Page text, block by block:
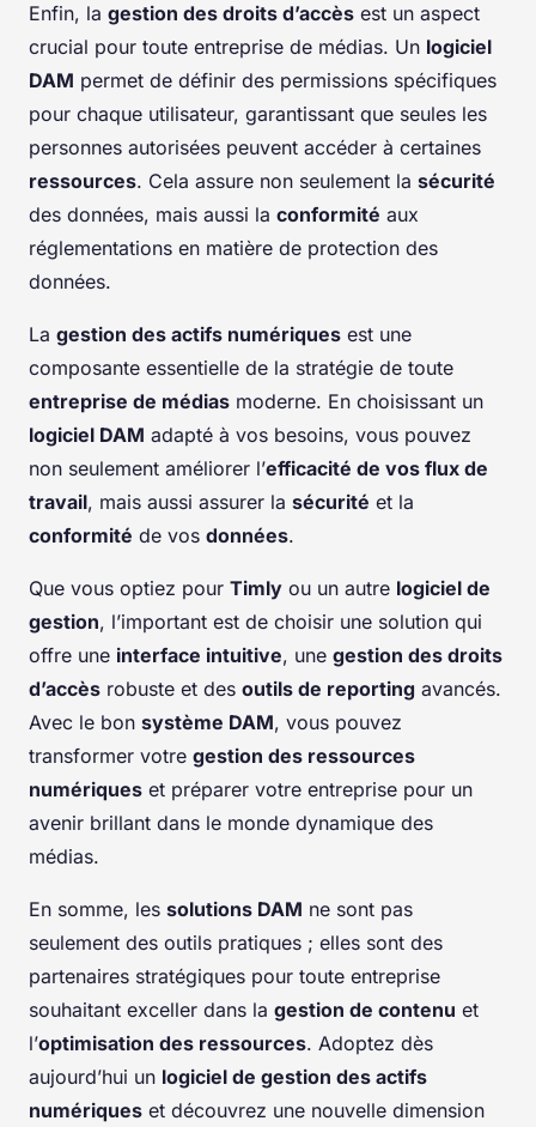
Enfin, la gestion des droits d’accès est un aspect
crucial pour toute entreprise de médias. Un logiciel
DAM permet de définir des permissions spécifiques
pour chaque utilisateur, garantissant que seules les
personnes autorisées peuvent accéder à certaines
ressources. Cela assure non seulement la sécurité
des données, mais aussi la conformité aux
réglementations en matière de protection des
données.
La gestion des actifs numériques est une
composante essentielle de la stratégie de toute
entreprise de médias moderne. En choisissant un
logiciel DAM adapté à vos besoins, vous pouvez
non seulement améliorer l’efficacité de vos flux de
travail, mais aussi assurer la sécurité et la
conformité de vos données.
Que vous optiez pour Timly ou un autre logiciel de
gestion, l’important est de choisir une solution qui
offre une interface intuitive, une gestion des droits
d’accès robuste et des outils de reporting avancés.
Avec le bon système DAM, vous pouvez
transformer votre gestion des ressources
numériques et préparer votre entreprise pour un
avenir brillant dans le monde dynamique des
médias.
En somme, les solutions DAM ne sont pas
seulement des outils pratiques ; elles sont des
partenaires stratégiques pour toute entreprise
souhaitant exceller dans la gestion de contenu et
l’optimisation des ressources. Adoptez dès
aujourd’hui un logiciel de gestion des actifs
numériques et découvrez une nouvelle dimension